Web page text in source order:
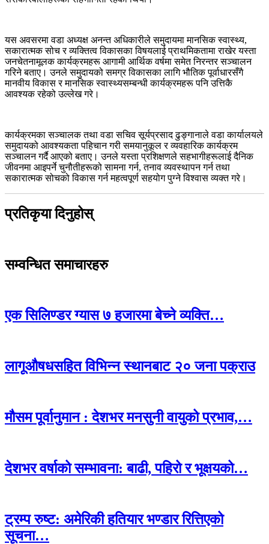
यस अवसरमा वडा अध्यक्ष अनन्त अधिकारीले समुदायमा मानसिक स्वास्थ्य,
सकारात्मक सोच र व्यक्तित्व विकासका विषयलाई प्राथमिकतामा राखेर यस्ता
जनचेतनामूलक कार्यक्रमहरू आगामी आर्थिक वर्षमा समेत निरन्तर सञ्चालन
गरिने बताए। उनले समुदायको समग्र विकासका लागि भौतिक पूर्वाधारसँगै
मानवीय विकास र मानसिक स्वास्थ्यसम्बन्धी कार्यक्रमहरू पनि उत्तिकै
आवश्यक रहेको उल्लेख गरे।
कार्यक्रमका सञ्चालक तथा वडा सचिव सूर्यप्रसाद ढुङ्गानाले वडा कार्यालयले
समुदायको आवश्यकता पहिचान गरी समयानुकूल र व्यवहारिक कार्यक्रम
सञ्चालन गर्दै आएको बताए। उनले यस्ता प्रशिक्षणले सहभागीहरूलाई दैनिक
जीवनमा आइपर्ने चुनौतीहरूको सामना गर्न, तनाव व्यवस्थापन गर्न तथा
सकारात्मक सोचको विकास गर्न महत्वपूर्ण सहयोग पुग्ने विश्वास व्यक्त गरे।
प्रतिकृया दिनुहोस्
सम्वन्धित समाचारहरु
एक सिलिण्डर ग्यास ७ हजारमा बेच्ने व्यक्ति…
लागूऔषधसहित विभिन्न स्थानबाट २० जना पक्राउ
मौसम पूर्वानुमान : देशभर मनसुनी वायुको प्रभाव,…
देशभर वर्षाको सम्भावना: बाढी, पहिरो र भूक्षयको…
ट्रम्प रुष्ट: अमेरिकी हतियार भण्डार रित्तिएको
सूचना…